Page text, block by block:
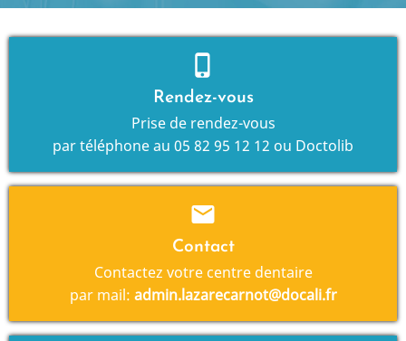
phone_iphone
Rendez-vous
Prise de rendez-vous
par téléphone au 05 82 95 12 12 ou Doctolib
mail
Contact
Contactez votre centre dentaire
par mail: admin.lazarecarnot@docali.fr